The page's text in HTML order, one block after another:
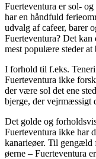
Fuerteventura er sol-
har en håndfuld
udvalg af cafeer, barer
Fuerteventura? Det
mest populære steder
I forhold til f.eks.
Fuerteventura ikke
der være sol det ene
bjerge, der vejrmæssigt
Det golde og
Fuerteventura ikke har
kanarieøer. Til gengæld
øerne – Fuerteventura